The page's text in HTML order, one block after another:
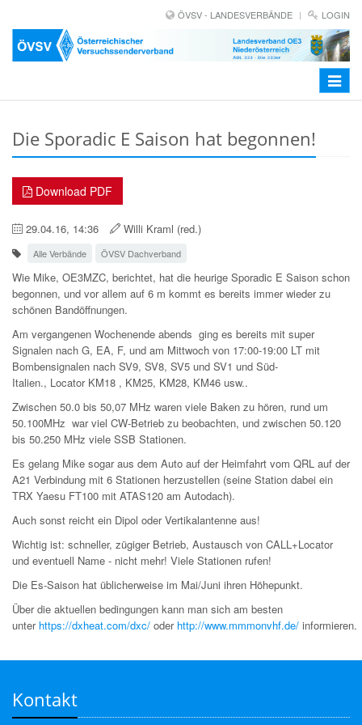
ÖVSV - LANDESVERBÄNDE LOGIN
Toggle
Die Sporadic E Saison hat begonnen!
Download PDF
29.04.16, 14:36 Willi Kraml (red.)
Alle Verbände ÖVSV Dachverband
Wie Mike, OE3MZC, berichtet, hat die heurige Sporadic E Saison schon
begonnen, und vor allem auf 6 m kommt es bereits immer wieder zu
schönen Bandöffnungen.
Am vergangenen Wochenende abends ging es bereits mit super
Signalen nach G, EA, F, und am Mittwoch von 17:00-19:00 LT mit
Bombensignalen nach SV9, SV8, SV5 und SV1 und Süd-
Italien., Locator KM18 , KM25, KM28, KM46 usw..
Zwischen 50.0 bis 50,07 MHz waren viele Baken zu hören, rund um
50.100MHz war viel CW-Betrieb zu beobachten, und zwischen 50.120
bis 50.250 MHz viele SSB Stationen.
Es gelang Mike sogar aus dem Auto auf der Heimfahrt vom QRL auf der
A21 Verbindung mit 6 Stationen herzustellen (seine Station dabei ein
TRX Yaesu FT100 mit ATAS120 am Autodach).
Auch sonst reicht ein Dipol oder Vertikalantenne aus!
Wichtig ist: schneller, zügiger Betrieb, Austausch von CALL+Locator
und eventuell Name - nicht mehr! Viele Stationen rufen!
Die Es-Saison hat üblicherweise im Mai/Juni ihren Höhepunkt.
Über die aktuellen bedingungen kann man sich am besten
unter https://dxheat.com/dxc/ oder http://www.mmmonvhf.de/ informieren.
Kontakt